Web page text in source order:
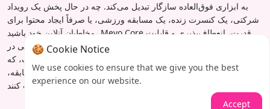
به ابزاری فوق‌العاده سازگار تبدیل می‌کند. چه در حال پخش یک رویداد
شرکتی، یک کنسرت زنده، یک مسابقه ورزشی، یا صرفاً ایجاد محتوا برای
مخاطبان آنلاین خود باشید، Mevo Core قدرت، انعطاف‌پذیری و قابلیت
اطمینان مورد نیاز برای موفقیت را فراهم می‌کند. نوآوری واقعی در
توانایی آن برای دموکراتیزه کردن تولید زنده با کیفیت بالا نهفته است، که
به سازندگان اجازه می‌دهد داستان‌های خود را با آزادی و کیفیتی بی‌سابقه،
🍪 Cookie Notice
We use cookies to ensure that we give you the best
experience on our website.
Accept